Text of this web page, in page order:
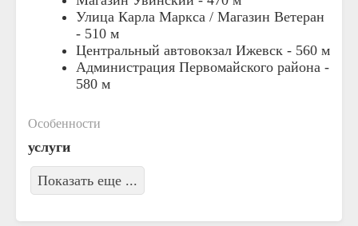
Улица Карла Маркса / Магазин Ветеран
- 510 м
Центральный автовокзал Ижевск - 560 м
Администрация Первомайского района -
580 м
Особенности
услуги
Показать еще ...